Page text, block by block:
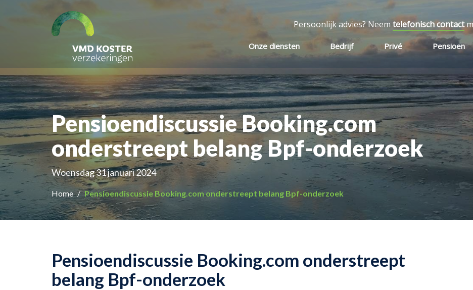
Persoonlijk advies? Neem telefonisch contact
Onze diensten Bedrijf Privé Pensioen
Pensioendiscussie Booking.com
onderstreept belang Bpf-onderzoek
Woensdag 31 januari 2024
Home Pensioendiscussie Booking.com onderstreept belang Bpf-onderzoek
Pensioendiscussie Booking.com onderstreept
belang Bpf-onderzoek